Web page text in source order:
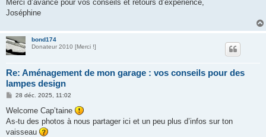
Merci d’avance pour vos conseils et retours d’expérience,
Joséphine
bond174
Donateur 2010 [Merci !]
Re: Aménagement de mon garage : vos conseils pour des
lampes design
M
s
a
g
28 déc. 2025, 11:02
Welcome Cap’taine
As-tu des photos à nous partager ici et un peu plus d’infos sur ton
vaisseau